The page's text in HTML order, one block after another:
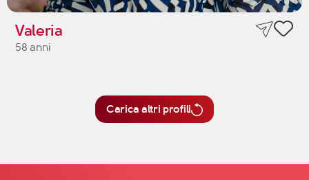
Valeria
58 anni
Carica altri profili